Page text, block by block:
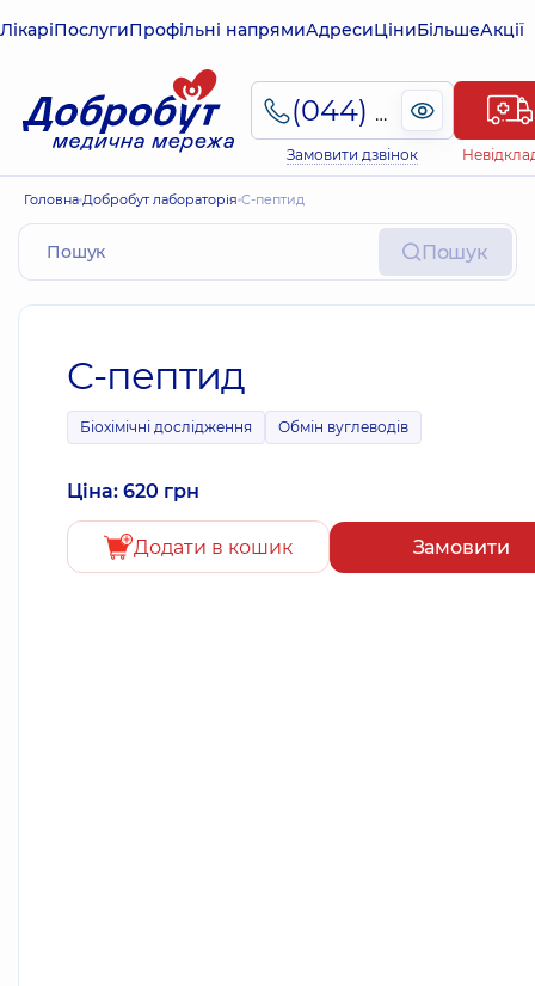
ЛікаріПослугиПрофільні напрямиАдресиЦіниБільшеАкції
(044) 495-2-888
Замовити дзвінок
Головна Добробут лабораторія C-пептид
Пошук
C-пептид
Біохімічні дослідження Обмін вуглеводів
Ціна: 620 грн
Додати в кошик Замовити